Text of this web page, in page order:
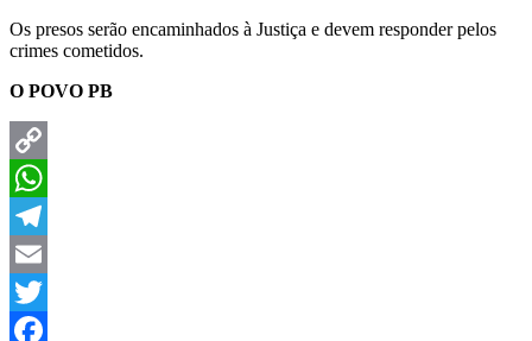
Os presos serão encaminhados à Justiça e devem responder pelos
crimes cometidos.
O POVO PB
Copy
Link
WhatsApp
Telegram
Email
Twitter